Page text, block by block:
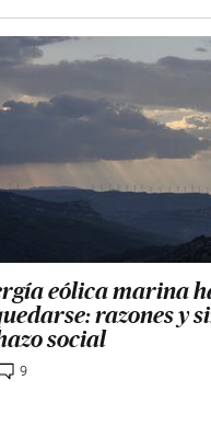
eólica marina
razones y
social
9